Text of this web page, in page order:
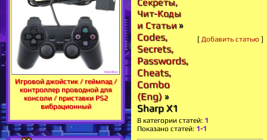
Игровой джойстик / геймпад /
контроллер проводной для
консоли / приставки PS2
вибрационный
Чит-Коды
и Статьи»
Codes,
Secrets,
Passwords,
Cheats,
Combo
(Eng) »
Sharp X1
[ Добавить статью ]
В категории статей: 1
Показано статей: 1-1